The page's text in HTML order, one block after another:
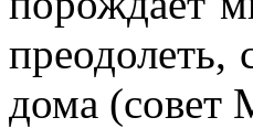
преодолеть,
дома